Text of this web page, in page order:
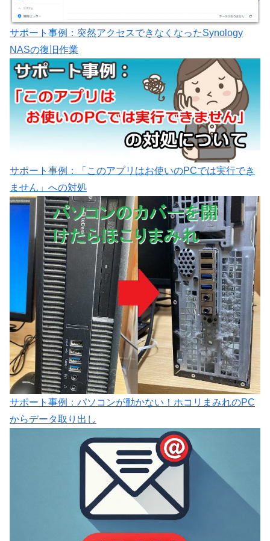
サポート事例：突然アクセスできなくなったSynology
NASの復旧作業
サポート事例：「このアプリはお使いのPCでは実行でき
ません」への対処
サポート事例：パソコンが動かない！ホコリまみれのPC
からデータ取り出し